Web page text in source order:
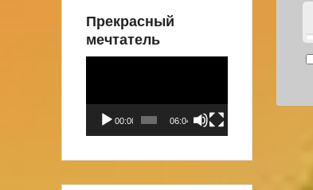
Прекрасный
мечтатель
00:00 06:04